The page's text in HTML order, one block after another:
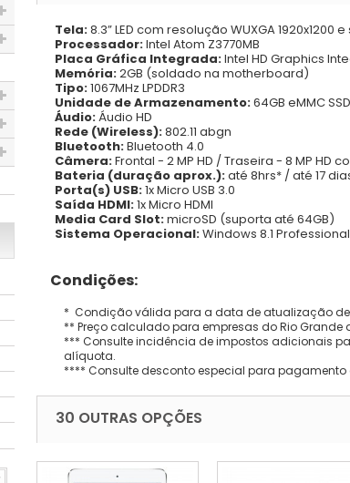
Tela:8.3” LED com resolução WUXGA
Processador:Intel Atom Z3770MB
Placa Gráfica Integrada:Intel HD Graphics
Memória:2GB (soldado na motherboard)
Tipo:1067MHz LPDDR3
Unidade de Armazenamento:64GB eMMC SSD
Áudio:Áudio HD
Rede (Wireless):802.11 abgn
Bluetooth:Bluetooth 4.0
Câmera:Frontal - 2 MP HD / Traseira - 8 MP HD
Bateria (duração aprox.):até 8hrs* / até 17
Porta(s) USB:1x Micro USB 3.0
Saída HDMI:1x Micro HDMI
Media Card Slot:microSD (suporta até 64GB)
Sistema Operacional:Windows 8.1
Condições:
* Condição válida para a data de atualização
** Preço calculado para empresas do Rio Grande
*** Consulte incidência de impostos adicionais
alíquota.
**** Consulte desconto especial para
30 OUTRAS OPÇÕES